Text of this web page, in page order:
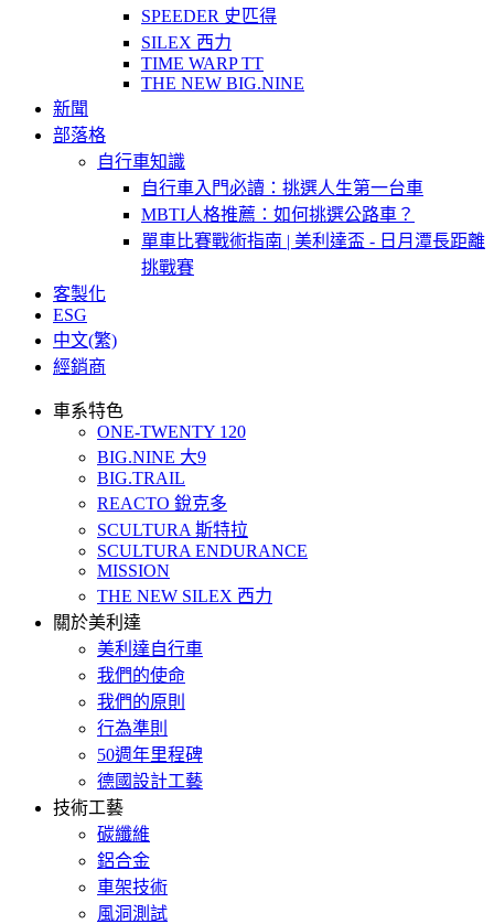
SPEEDER 史匹得
SILEX 西力
TIME WARP TT
THE NEW BIG.NINE
新聞
部落格
自行車知識
自行車入門必讀：挑選人生第一台車
MBTI人格推薦：如何挑選公路車？
單車比賽戰術指南 | 美利達盃 - 日月潭長距離
挑戰賽
客製化
ESG
中文(繁)
經銷商
車系特色
ONE-TWENTY 120
BIG.NINE 大9
BIG.TRAIL
REACTO 銳克多
SCULTURA 斯特拉
SCULTURA ENDURANCE
MISSION
THE NEW SILEX 西力
關於美利達
美利達自行車
我們的使命
我們的原則
行為準則
50週年里程碑
德國設計工藝
技術工藝
碳纖維
鋁合金
車架技術
風洞測試